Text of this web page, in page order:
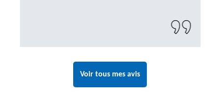
Voir tous mes avis